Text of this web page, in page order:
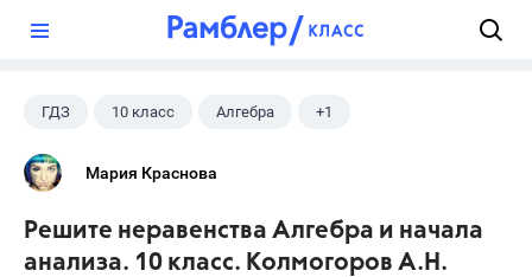
ГДЗ 10 класс Алгебра +1
Колмогоров А.Н.
Мария Краснова
Решите неравенства Алгебра и начала
анализа. 10 класс. Колмогоров А.Н.